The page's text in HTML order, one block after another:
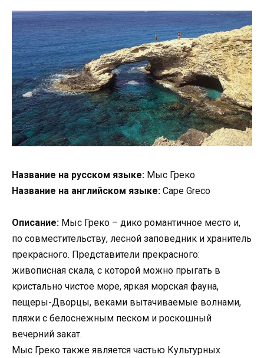
Название на русском языке: Мыс Греко
Название на английском языке: Cape Greco
Описание: Мыс Греко – дико романтичное место и,
по совместительству, лесной заповедник и хранитель
прекрасного. Представители прекрасного:
живописная скала, с которой можно прыгать в
кристально чистое море, яркая морская фауна,
пещеры-Дворцы, веками вытачиваемые волнами,
пляжи с белоснежным песком и роскошный
вечерний закат.
Мыс Греко также является частью Культурных